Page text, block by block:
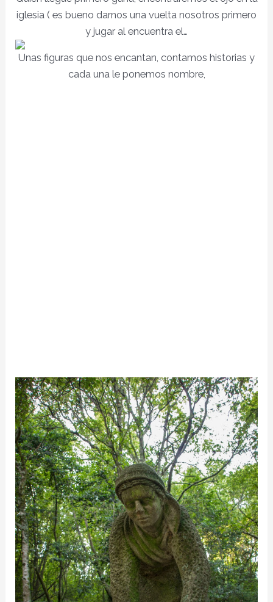
iglesia ( es bueno darnos una vuelta nosotros primero
y jugar al encuentra el…
Unas figuras que nos encantan, contamos historias y
cada una le ponemos nombre,